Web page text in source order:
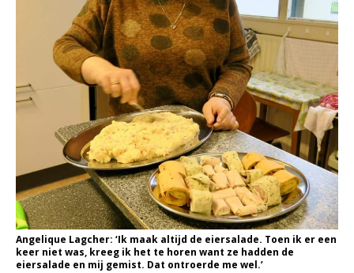
Angelique Lagcher: ‘Ik maak altijd de eiersalade. Toen ik er een
keer niet was, kreeg ik het te horen want ze hadden de
eiersalade en mij gemist. Dat ontroerde me wel.’